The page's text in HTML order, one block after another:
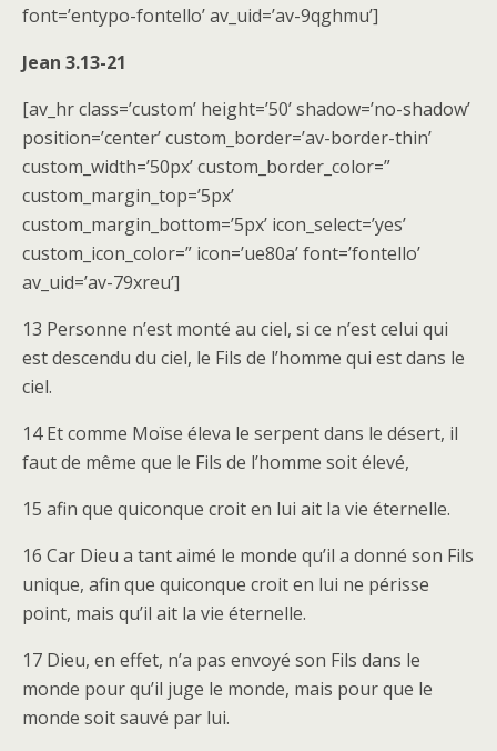
font=’entypo-fontello’ av_uid=’av-9qghmu’]
Jean 3.13-21
[av_hr class=’custom’ height=’50’ shadow=’no-shadow’
position=’center’ custom_border=’av-border-thin’
custom_width=’50px’ custom_border_color=”
custom_margin_top=’5px’
custom_margin_bottom=’5px’ icon_select=’yes’
custom_icon_color=” icon=’ue80a’ font=’fontello’
av_uid=’av-79xreu’]
13 Personne n’est monté au ciel, si ce n’est celui qui
est descendu du ciel, le Fils de l’homme qui est dans le
ciel.
14 Et comme Moïse éleva le serpent dans le désert, il
faut de même que le Fils de l’homme soit élevé,
15 afin que quiconque croit en lui ait la vie éternelle.
16 Car Dieu a tant aimé le monde qu’il a donné son Fils
unique, afin que quiconque croit en lui ne périsse
point, mais qu’il ait la vie éternelle.
17 Dieu, en effet, n’a pas envoyé son Fils dans le
monde pour qu’il juge le monde, mais pour que le
monde soit sauvé par lui.